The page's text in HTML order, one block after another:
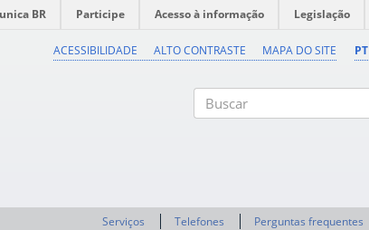
BR Participe Acesso à informação Legislação
PT
ACESSIBILIDADE ALTO CONTRASTE MAPA DO SITE
Serviços Telefones Perguntas frequentes